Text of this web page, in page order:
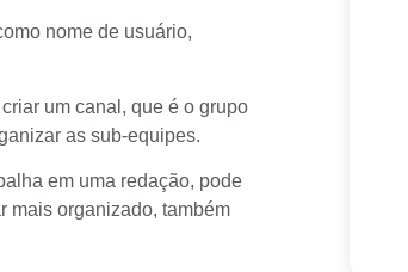
nome de usuário,
um canal, que é o grupo
as sub-equipes.
em uma redação, pode
mais organizado, também